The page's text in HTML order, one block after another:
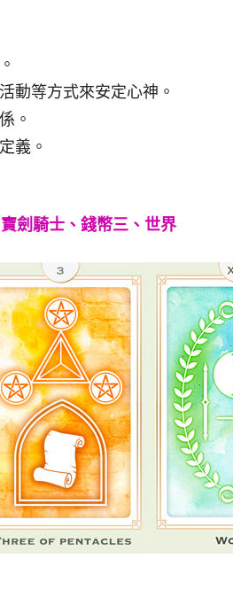
動等方式來安定心神。
。
義。
劍騎士、錢幣三、世界